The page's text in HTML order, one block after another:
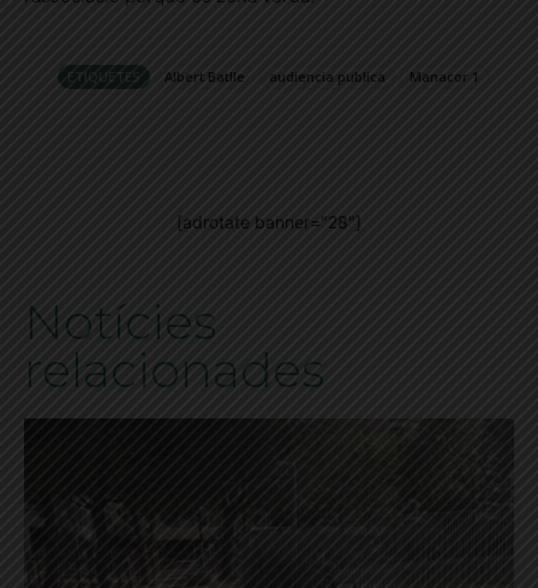
ETIQUETES Albert Batlle audiencia publica Manacor 1
[adrotate banner="28"]
Notícies
relacionades